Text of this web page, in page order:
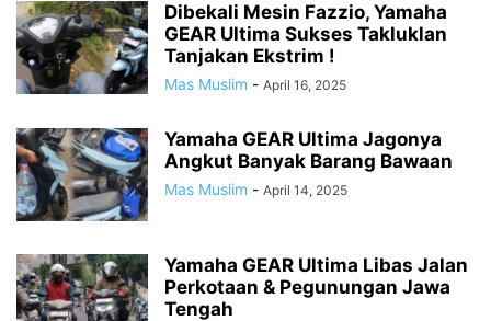
Dibekali Mesin Fazzio, Yamaha
GEAR Ultima Sukses Takluklan
Tanjakan Ekstrim !
Mas Muslim - April 16, 2025
Yamaha GEAR Ultima Jagonya
Angkut Banyak Barang Bawaan
Mas Muslim - April 14, 2025
Yamaha GEAR Ultima Libas Jalan
Perkotaan & Pegunungan Jawa
Tengah